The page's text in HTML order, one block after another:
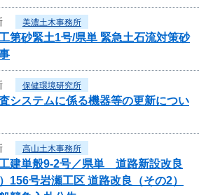
美濃土木事務所
第砂緊土1号/県単 緊急土石流対策砂
保健環境研究所
システムに係る機器等の更新につい
高山土木事務所
工建単般9-2号／県単 道路新設改良
156号岩瀬工区 道路改良（その2）